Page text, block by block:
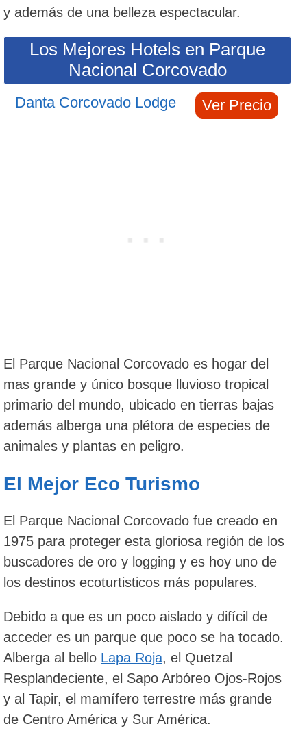
y además de una belleza espectacular.
Los Mejores Hotels en Parque
Nacional Corcovado
Danta Corcovado Lodge Ver Precio
El Parque Nacional Corcovado es hogar del
mas grande y único bosque lluvioso tropical
primario del mundo, ubicado en tierras bajas
además alberga una plétora de especies de
animales y plantas en peligro.
El Mejor Eco Turismo
El Parque Nacional Corcovado fue creado en
1975 para proteger esta gloriosa región de los
buscadores de oro y logging y es hoy uno de
los destinos ecoturtisticos más populares.
Debido a que es un poco aislado y difícil de
acceder es un parque que poco se ha tocado.
Alberga al bello Lapa Roja, el Quetzal
Resplandeciente, el Sapo Arbóreo Ojos-Rojos
y al Tapir, el mamífero terrestre más grande
de Centro América y Sur América.